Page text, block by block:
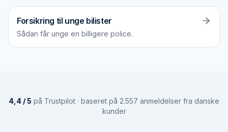
Forsikring til unge bilister
Sådan får unge en billigere police.
4,4 / 5 på Trustpilot · baseret på 2.557 anmeldelser fra danske
kunder